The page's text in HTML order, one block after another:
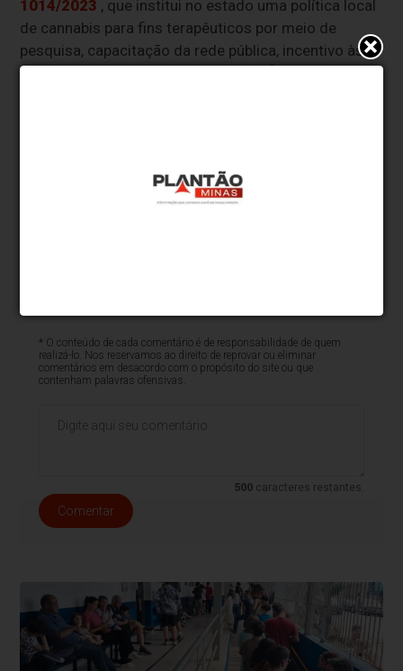
1014/2023 , que institui no estado uma política local
de cannabis para fins terapêuticos por meio de
pesquisa, capacitação da rede pública, incentivo às
associações e acesso pelo Sistema Único de Saúde
O evento tem o apoio da Fundação Oswaldo Cruz
(Fioruz) Ceará, do Conselho Estadual de Saúde do
* O conteúdo de cada comentário é de responsabilidade de quem
realizá-lo. Nos reservamos ao direito de reprovar ou eliminar
comentários em desacordo com o propósito do site ou que
contenham palavras ofensivas.
500 caracteres restantes.
Comentar